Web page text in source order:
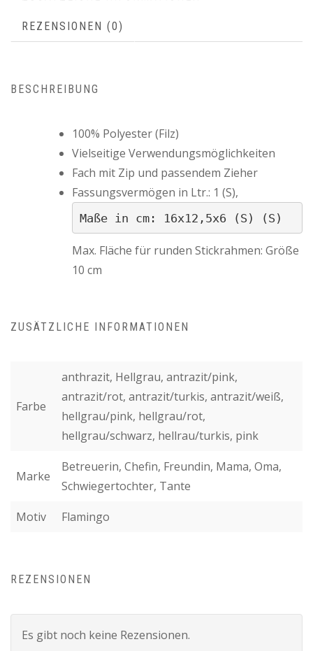
REZENSIONEN (0)
BESCHREIBUNG
100% Polyester (Filz)
Vielseitige Verwendungsmöglichkeiten
Fach mit Zip und passendem Zieher
Fassungsvermögen in Ltr.: 1 (S),
Maße in cm: 16x12,5x6 (S) (S)
Max. Fläche für runden Stickrahmen: Größe
10 cm
ZUSÄTZLICHE INFORMATIONEN
Farbe
anthrazit, Hellgrau, antrazit/pink,
antrazit/rot, antrazit/turkis, antrazit/weiß,
hellgrau/pink, hellgrau/rot,
hellgrau/schwarz, hellrau/turkis, pink
Marke
Betreuerin, Chefin, Freundin, Mama, Oma,
Schwiegertochter, Tante
Motiv
Flamingo
REZENSIONEN
Es gibt noch keine Rezensionen.